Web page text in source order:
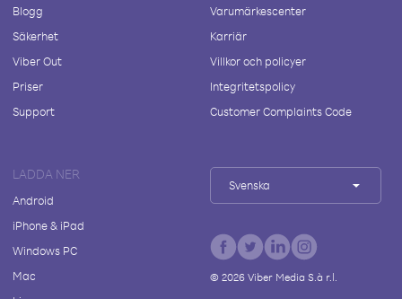
Blogg
Säkerhet
Viber Out
Priser
Support
Varumärkescenter
Karriär
Villkor och policyer
Integritetspolicy
Customer Complaints Code
LADDA NER
Android
iPhone & iPad
Windows PC
Mac
Svenska
© 2026Viber Media S.à r.l.